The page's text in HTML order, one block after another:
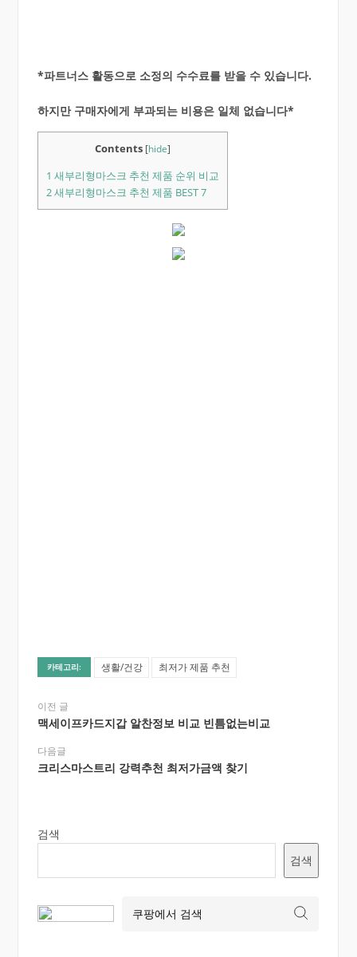
*파트너스 활동으로 소정의 수수료를 받을 수 있습니다.
하지만 구매자에게 부과되는 비용은 일체 없습니다*
Contents [hide]
1 새부리형마스크 추천 제품 순위 비교
2새부리형마스크 추천 제품 BEST 7
카테고리: 생활/건강 최저가 제품 추천
이전 글
맥세이프카드지갑 알찬정보 비교 빈틈없는비교
다음글
크리스마스트리 강력추천 최저가금액 찾기
검색
검색